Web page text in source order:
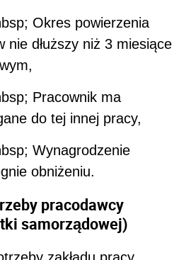
Okres powierzenia
nie dłuższy niż 3 miesiące
Pracownik ma
do tej innej pracy,
Wynagrodzenie
obniżeniu.
pracodawcy
samorządowej)
zakładu pracy,